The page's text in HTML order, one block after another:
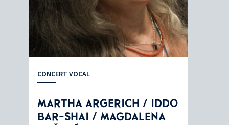
CONCERT VOCAL
MARTHA ARGERICH / IDDO
BAR-SHAI / MAGDALENA